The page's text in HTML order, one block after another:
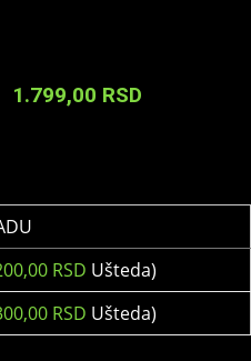
1.799,00 RSD
RSD Ušteda)
RSD Ušteda)